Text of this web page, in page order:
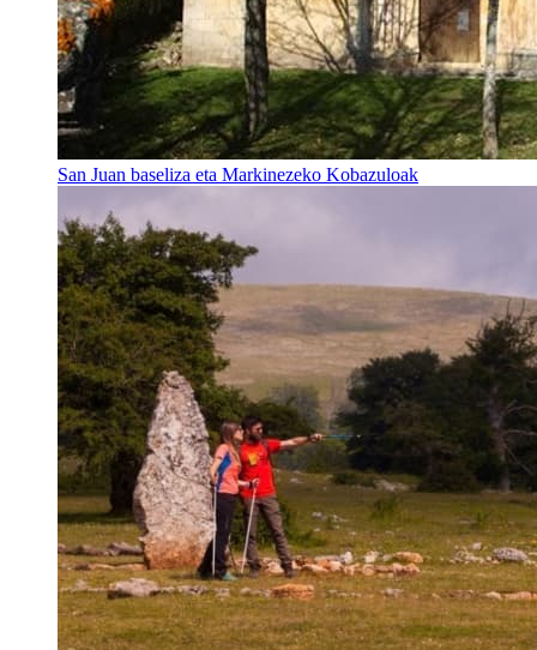
San Juan baseliza eta Markinezeko Kobazuloak